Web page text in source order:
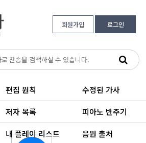
회원가입 로그인
편집 원칙 수정된 가사
저자 목록 피아노 반주기
내 플레이 리스트 음원 출처